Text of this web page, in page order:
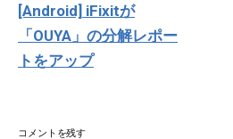
ナ
ビ
ゲ
ン
[Android] iFixitが
「OUYA」の分解レポー
トをアップ
コメントを残す